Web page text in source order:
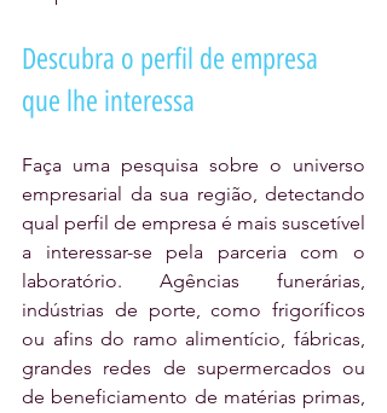
Descubra o perfil de empresa
que lhe interessa
Faça uma pesquisa sobre o universo
empresarial da sua região, detectando
qual perfil de empresa é mais suscetível
a interessar-se pela parceria com o
laboratório. Agências funerárias,
indústrias de porte, como frigoríficos
ou afins do ramo alimentício, fábricas,
grandes redes de supermercados ou
de beneficiamento de matérias primas,